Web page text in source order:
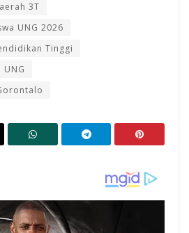
3T
UNG 2026
Tinggi
UNG